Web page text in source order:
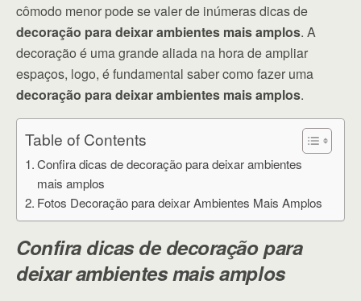
cômodo menor pode se valer de inúmeras dicas de
decoração para deixar ambientes mais amplos. A
decoração é uma grande aliada na hora de ampliar
espaços, logo, é fundamental saber como fazer uma
decoração para deixar ambientes mais amplos.
Table of Contents
Confira dicas de decoração para deixar ambientes
mais amplos
Fotos Decoração para deixar Ambientes Mais Amplos
Confira dicas de decoração para
deixar ambientes mais amplos